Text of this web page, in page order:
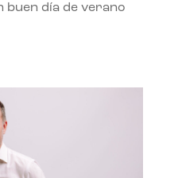
buen día de verano